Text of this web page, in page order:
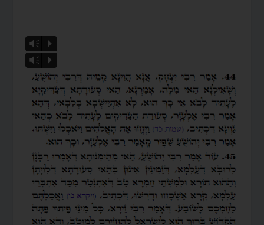
Vm
P
Vm
P